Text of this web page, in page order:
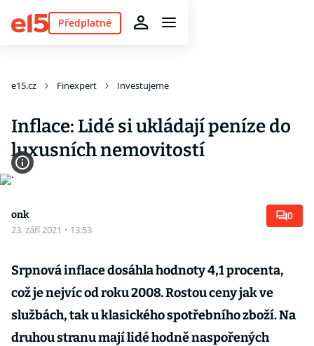
Předplatné
e15.cz Finexpert Investujeme
Inflace: Lidé si ukládají peníze do
luxusních nemovitostí
onk
23. září 2021 · 13:53
0
Srpnová inflace dosáhla hodnoty 4,1 procenta,
což je nejvíc od roku 2008. Rostou ceny jak ve
službách, tak u klasického spotřebního zboží. Na
druhou stranu mají lidé hodně naspořených